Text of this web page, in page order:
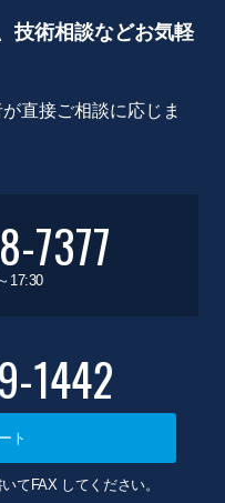
技術相談などお気軽
直接ご相談に応じま
7377
17:30
1442
ト
てFAX してください。